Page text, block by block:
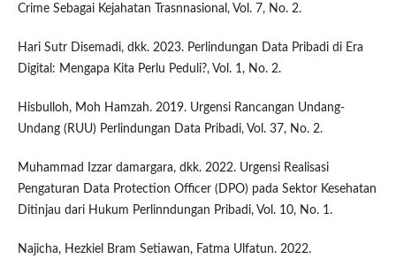
Crime Sebagai Kejahatan Trasnnasional, Vol. 7, No. 2.
Hari Sutr Disemadi, dkk. 2023. Perlindungan Data Pribadi di Era
Digital: Mengapa Kita Perlu Peduli?, Vol. 1, No. 2.
Hisbulloh, Moh Hamzah. 2019. Urgensi Rancangan Undang-
Undang (RUU) Perlindungan Data Pribadi, Vol. 37, No. 2.
Muhammad Izzar damargara, dkk. 2022. Urgensi Realisasi
Pengaturan Data Protection Officer (DPO) pada Sektor Kesehatan
Ditinjau dari Hukum Perlinndungan Pribadi, Vol. 10, No. 1.
Najicha, Hezkiel Bram Setiawan, Fatma Ulfatun. 2022.